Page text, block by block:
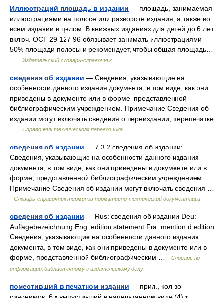
Иллюстраций площадь в издании — площадь, занимаемая
иллюстрациями на полосе или развороте издания, а также во
всем издании в целом. В книжных изданиях для детей до 6 лет
включ. ОСТ 29 127 96 обязывает занимать иллюстрациями
50% площади полосы и рекомендует, чтобы общая площадь…
Издательский словарь-справочник
сведения об издании — Сведения, указывающие на
особенности данного издания документа, в том виде, как они
приведены в документе или в форме, представленной
библиографическим учреждением. Примечание Сведения об
издании могут включать сведения о переиздании, перепечатке
Справочник технического переводчика
сведения об издании — 7.3.2 сведения об издании:
Сведения, указывающие на особенности данного издания
документа, в том виде, как они приведены в документе или в
форме, представленной библиографическим учреждением.
Примечание Сведения об издании могут включать сведения …
Словарь-справочник терминов нормативно-технической документации
сведения об издании — Rus: сведения об издании Deu:
Auflagebezeichnung Eng: edition statement Fra: mention d edition
Сведения, указывающие на особенности данного издания
документа, в том виде, как они приведены в документе или в
форме, представленной библиографическим …
Словарь по
информации, библиотечному и издательскому делу
поместивший в печатном издании — прил., кол во